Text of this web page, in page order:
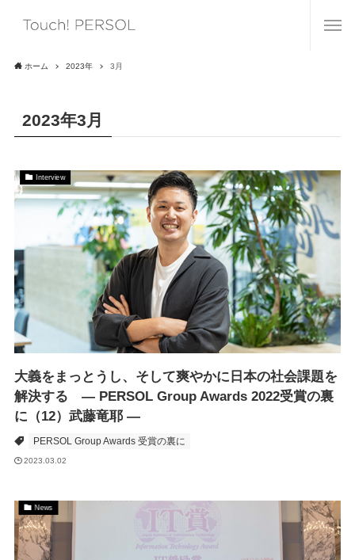
ホーム 2023年 3月
2023年3月
Interview
大義をまっとうし、そして爽やかに日本の社会課題を
解決する ― PERSOL Group Awards 2022受賞の裏
に（12）武藤竜耶 ―
PERSOL Group Awards 受賞の裏に
2023.03.02
News